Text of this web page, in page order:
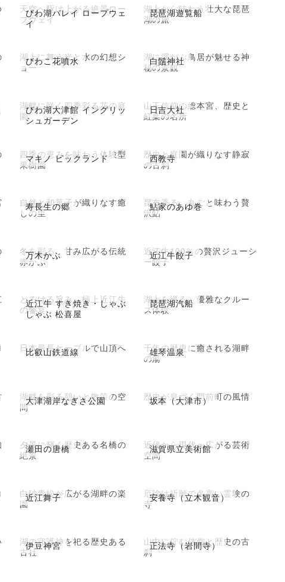
びわ湖バレイ ロープウェ
イ
天空へ駆け上がる絶景ロー
プウェイ
琵琶湖遊覧船
湖上から味わう壮大な琵琶
湖の旅
びわこ花噴水
湖上に舞う光と水の幻想シ
ョー
白鬚神社
湖に浮かぶ鳥居が魅せる神
秘の景観
びわ湖大津館 イングリッ
シュガーデン
湖畔に咲く四季彩る花の庭
園
日吉大社
山王信仰の総本宮、歴史と
紅葉の名所
マキノ ピックランド
四季の恵みを味わう体験型
果樹園
西教寺
歴史と庭園が織りなす静寂
の古刹
寿長生の郷
自然と和菓子が織りなす癒
しの里
鮎家のあゆ巻
昆布香る、丸ごと味わう贅
沢鮎
万木かぶ
冬を彩る、甘み広がる伝統
赤かぶ
近江牛餃子
近江牛100％の贅沢ジューシ
ー餃子
近江牛 すき焼き・しゃぶ
しゃぶ 松喜屋
とろける旨み、極上近江牛
の饗宴
琵琶湖汽船
湖上を巡る、優雅なクルー
ズ体験
比叡山鉄道線
日本最長ケーブルで山頂へ 雄琴温泉
千年の歴史に癒される湖畔
の湯
大津湖岸なぎさ公園
湖畔を彩る憩いと散策の空
間
坂本（大津市）
歴史が息づく門前町の風情
瀬田の唐橋
夕景に輝く歴史ある名橋の
絶景
滋賀県立美術館
近代から現代へ広がる芸術
空間
近江舞子
白砂青松が広がる湖畔の楽
園
安養寺（立木観音）
厄除け祈願で名高い霊験の
寺
伊豆神宮
湖の守護神を祀る歴史ある
古社
正法寺（岩間寺）
山中に佇む信仰と歴史の古
刹